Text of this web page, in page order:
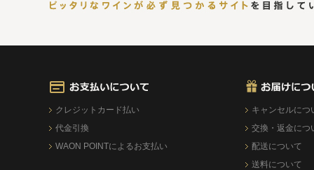
クレジットカード払い
代金引換
WAON POINTによるお支払い
キャンセルにつ
交換・返金につ
配送について
送料について